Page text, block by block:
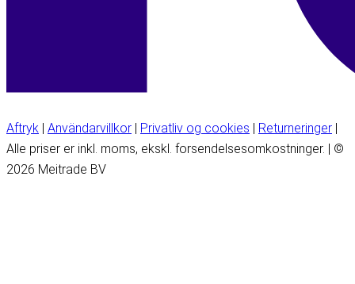
Aftryk | Användarvillkor | Privatliv og cookies | Returneringer |
Alle priser er inkl. moms, ekskl. forsendelsesomkostninger. | ©
2026 Meitrade BV